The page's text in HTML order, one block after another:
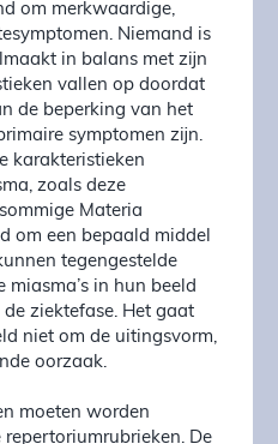
om merkwaardige,
Niemand is
in balans met zijn
vallen op doordat
de beperking van het
symptomen zijn.
karakteristieken
zoals deze
Materia
om een bepaald middel
tegengestelde
miasma’s in hun beeld
ziektefase. Het gaat
niet om de uitingsvorm,
oorzaak.
moeten worden
De